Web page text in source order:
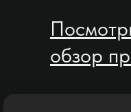
обзор